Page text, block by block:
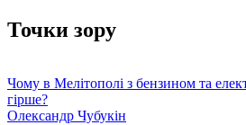
Точки зору
Чому в Мелітополі з бензином та
гірше?
Олександр Чубукін